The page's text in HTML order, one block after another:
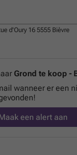
d'Oury 16 5555 Bièvre
Grond te koop -
wanneer er een
een alert aan